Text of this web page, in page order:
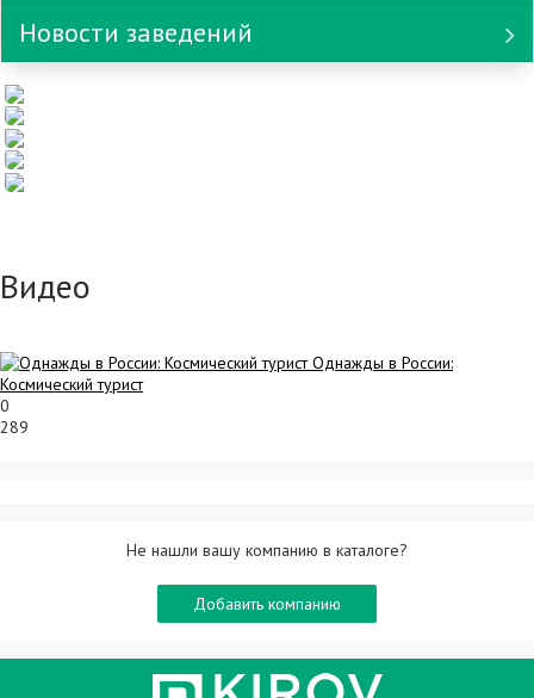
Новости заведений
Видео
Однажды в России:
Космический турист
0
289
Не нашли вашу компанию в каталоге?
Добавить компанию